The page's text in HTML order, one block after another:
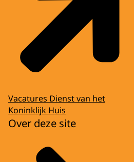
Vacatures Dienst van het
Koninklijk Huis
Over deze site